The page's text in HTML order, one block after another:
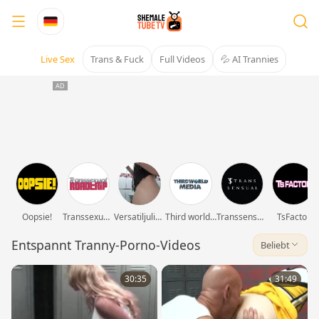
Live Sex Trans & Fuck Full Videos 💦 AI Trannies
Oopsie! Transsexual Roadtrip Versatiljulinha_ Third world media movies Transsensual TsFactor
Entspannt Tranny-Porno-Videos Beliebt
30:35 31:49